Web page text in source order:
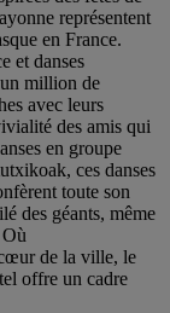
représentent
en France.
et danses
million de
avec leurs
des amis qui
en groupe
ces danses
toute son
des géants, même
de la ville, le
offre un cadre